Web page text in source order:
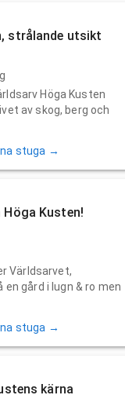
strålande utsikt
Höga Kusten
av skog, berg och
stuga →
Kusten!
Världsarvet,
gård i lugn & ro men
stuga →
kärna